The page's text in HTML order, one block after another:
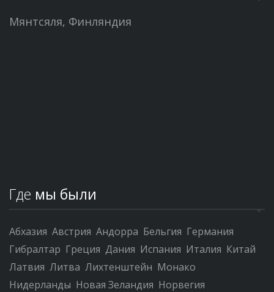
Мянтсяля, Финляндия
Где мы были
Абхазия Австрия Андорра Бельгия Германия
Гибралтар Греция Дания Испания Италия Китай
Латвия Литва Лихтенштейн Монако
Нидерланды Новая Зеландия Норвегия